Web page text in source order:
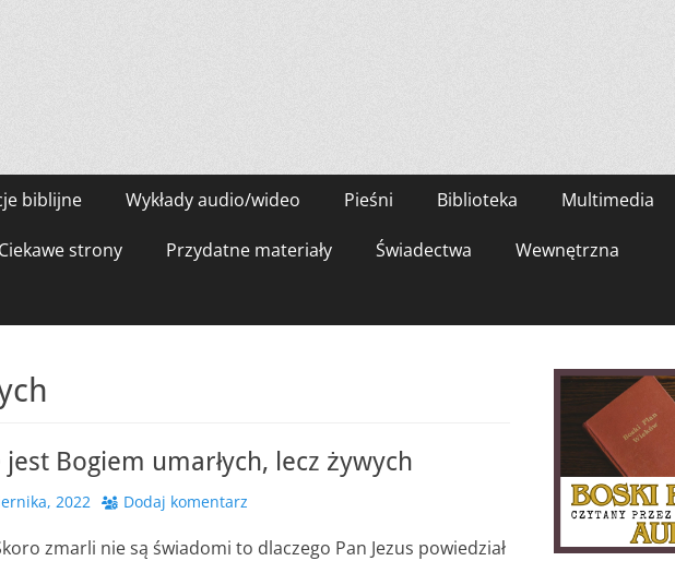
biblijne Wykłady audio/wideo Pieśni Biblioteka Multimedia
Ciekawe strony Przydatne materiały Świadectwa Wewnętrzna
jest Bogiem umarłych, lecz żywych
2022 Dodaj komentarz
zmarli nie są świadomi to dlaczego Pan Jezus powiedział